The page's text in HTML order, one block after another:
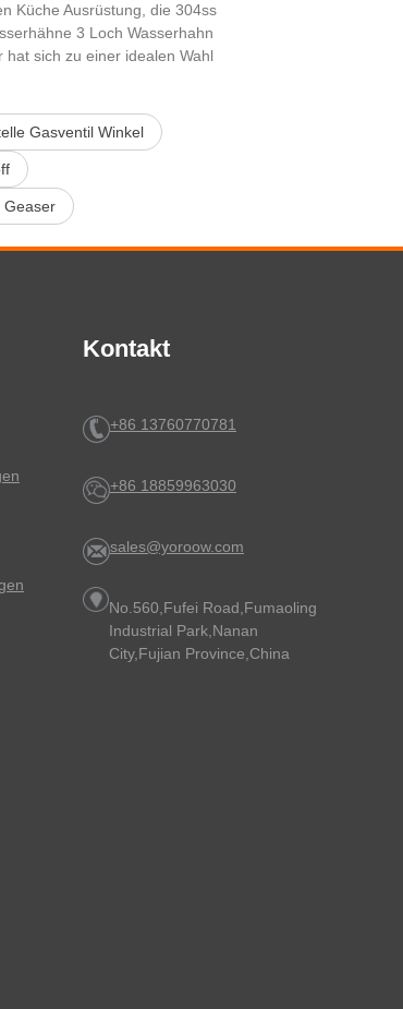
Küche Ausrüstung, die 304ss
3 Loch Wasserhahn
hat sich zu einer idealen Wahl
Gasventil Winkel
Geaser
Kontakt
+86 13760770781
+86 18859963030
sales@yoroow.com
No.560,Fufei Road,Fumaoling
Industrial Park,Nanan
City,Fujian Province,China